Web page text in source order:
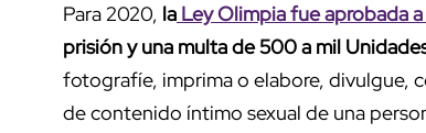
Para 2020, la Ley Olimpia fue aprobada
prisión y una multa de 500 a mil
fotografíe, imprima o elabore, divulgue,
de contenido íntimo sexual de una